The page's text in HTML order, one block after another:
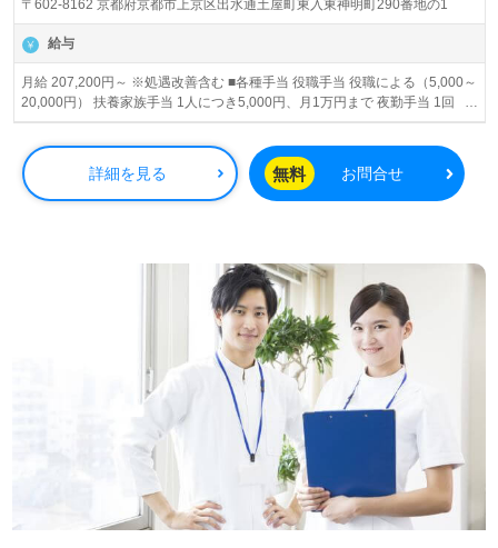
〒602-8162 京都府京都市上京区出水通土屋町東入東神明町290番地の1
給与
月給 207,200円～ ※処遇改善含む ■各種手当 役職手当 役職による（5,000～
20,000円） 扶養家族手当 1人につき5,000円、月1万円まで 夜勤手当 1回
5,000円 住宅手当 月3万円まで・管理者5万・役員７万（条件あり） 転勤手
当 月3万円 通勤手当 月5万円まで
詳細を見る 無料 お問合せ